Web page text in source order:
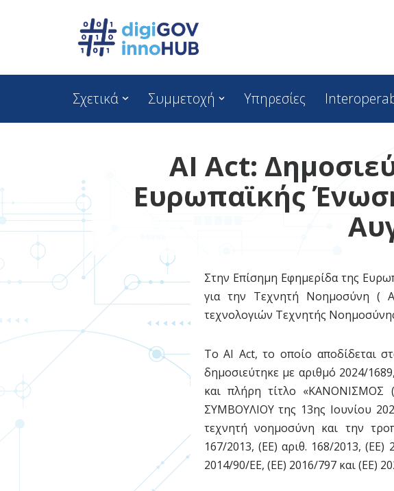
content
Σχετικά Συμμετοχή Υπηρεσίες
AI Act:
Ευρωπαϊκής
Στην Επίσημη Εφημερίδα της
για την Τεχνητή Νοημοσύνη (
τεχνολογιών Τεχνητής
Το AI Act, το οποίο αποδίδεται
δημοσιεύτηκε με αριθμό 2024/
και πλήρη τίτλο «ΚΑΝΟΝΙΣΜΟΣ
ΣΥΜΒΟΥΛΙΟΥ της 13ης Ιουνίου
τεχνητή νοημοσύνη και την
167/2013, (ΕΕ) αριθ. 168/2013,
2014/90/ΕΕ, (ΕΕ) 2016/797 και (ΕΕ)